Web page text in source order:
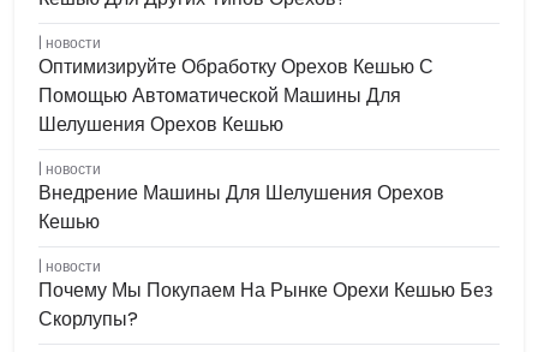
новости
Оптимизируйте Обработку Орехов Кешью С
Помощью Автоматической Машины Для
Шелушения Орехов Кешью
новости
Внедрение Машины Для Шелушения Орехов
Кешью
новости
Почему Мы Покупаем На Рынке Орехи Кешью Без
Скорлупы?